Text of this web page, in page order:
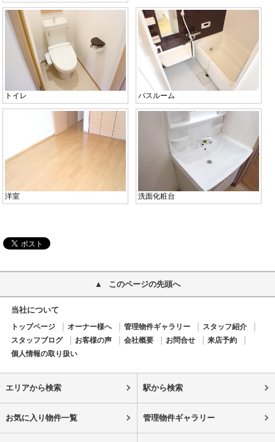
トイレ バスルーム
洋室 洗面化粧台
このページの先頭へ
当社について
トップページ オーナー様へ 管理物件ギャラリー
スタッフ紹介
スタッフブログ
お客様の声 会社概要 お問合せ
来店予約
個人情報の取り扱い
エリアから検索 駅から検索
お気に入り物件一覧 管理物件ギャラリー